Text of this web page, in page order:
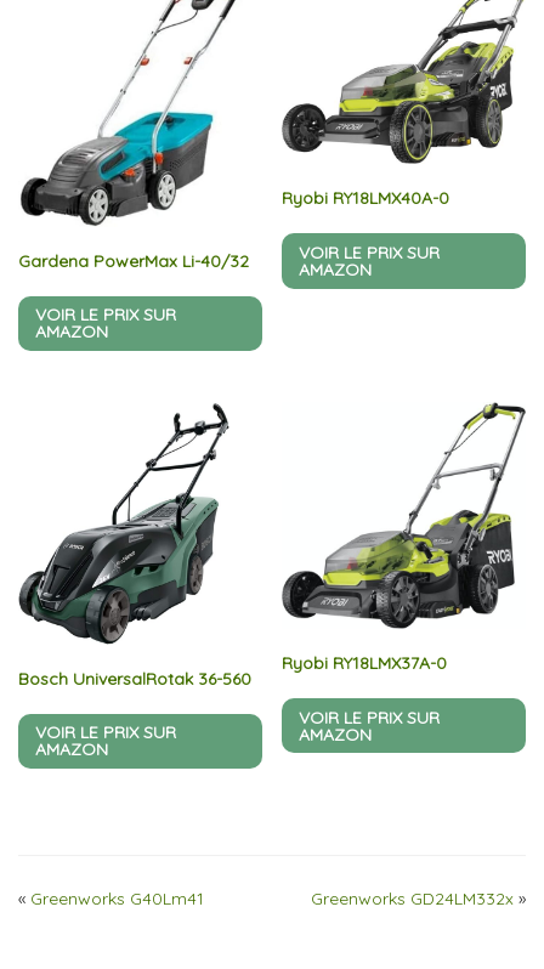
Gardena PowerMax Li-40/32
VOIR LE PRIX SUR
AMAZON
Ryobi RY18LMX40A-0
VOIR LE PRIX SUR
AMAZON
Bosch UniversalRotak 36-560
VOIR LE PRIX SUR
AMAZON
Ryobi RY18LMX37A-0
VOIR LE PRIX SUR
AMAZON
« Greenworks G40Lm41 Greenworks GD24LM332x »